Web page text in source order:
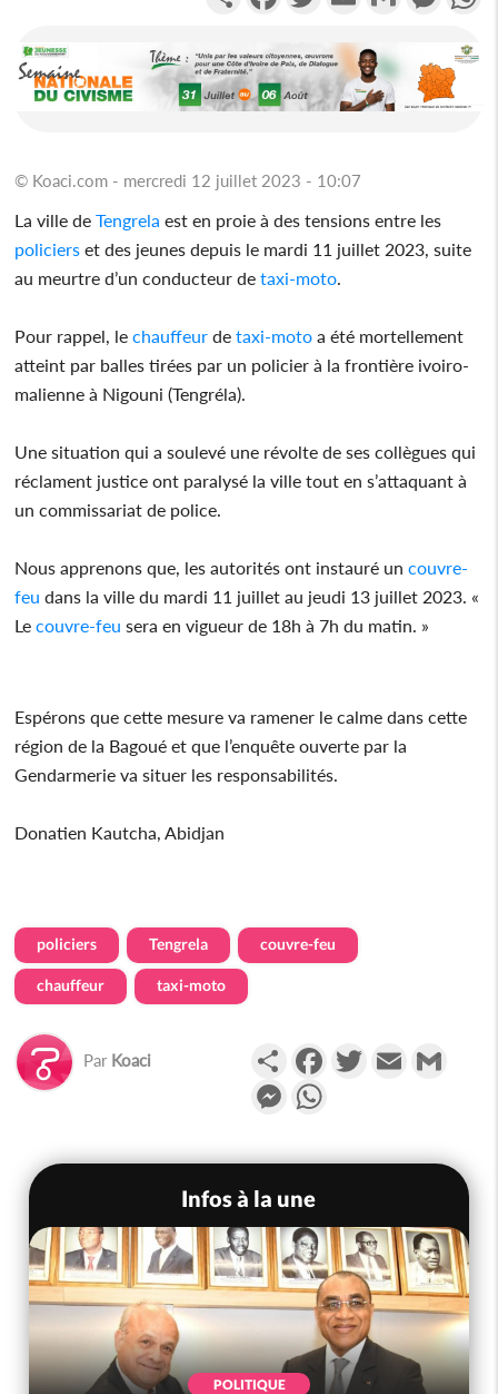
© Koaci.com - mercredi 12 juillet 2023 - 10:07
La ville deTengrela est en proie à des tensions entre les
policiers et des jeunes depuis le mardi 11 juillet 2023, suite
au meurtre d’un conducteur detaxi-moto.
Pour rappel, lechauffeur detaxi-moto a été mortellement
atteint par balles tirées par un policier à la frontière ivoiro-
malienne à Nigouni (Tengréla).
Une situation qui a soulevé une révolte de ses collègues qui
réclament justice ont paralysé la ville tout en s’attaquant à
un commissariat de police.
Nous apprenons que, les autorités ont instauré uncouvre-
feu dans la ville du mardi 11 juillet au jeudi 13 juillet 2023. «
Lecouvre-feu sera en vigueur de 18h à 7h du matin. »
Espérons que cette mesure va ramener le calme dans cette
région de la Bagoué et que l’enquête ouverte par la
Gendarmerie va situer les responsabilités.
Donatien Kautcha, Abidjan
policiers Tengrela couvre-feu
chauffeur taxi-moto
Par Koaci PartagerFacebookTwitterEmail
Messenger
Infos à la une
POLITIQUE